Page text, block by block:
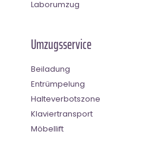
Laborumzug
Umzugsservice
Beiladung
Entrümpelung
Halteverbotszone
Klaviertransport
Möbellift